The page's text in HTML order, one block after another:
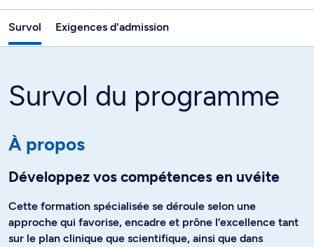
Survol Exigences d'admission
Survol du programme
À propos
Développez vos compétences en uvéite
Cette formation spécialisée se déroule selon une
approche qui favorise, encadre et prône l’excellence tant
sur le plan clinique que scientifique, ainsi que dans